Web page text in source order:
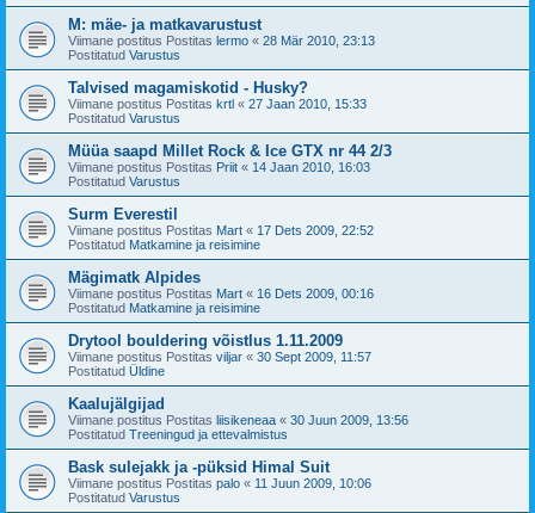
M: mäe- ja matkavarustust
Viimane postitus Postitas lermo « 28 Mär 2010, 23:13
Postitatud Varustus
Talvised magamiskotid - Husky?
Viimane postitus Postitas krtl « 27 Jaan 2010, 15:33
Postitatud Varustus
Müüa saapd Millet Rock & Ice GTX nr 44 2/3
Viimane postitus Postitas Priit « 14 Jaan 2010, 16:03
Postitatud Varustus
Surm Everestil
Viimane postitus Postitas Mart « 17 Dets 2009, 22:52
Postitatud Matkamine ja reisimine
Mägimatk Alpides
Viimane postitus Postitas Mart « 16 Dets 2009, 00:16
Postitatud Matkamine ja reisimine
Drytool bouldering võistlus 1.11.2009
Viimane postitus Postitas viljar « 30 Sept 2009, 11:57
Postitatud Üldine
Kaalujälgijad
Viimane postitus Postitas liisikeneaa « 30 Juun 2009, 13:56
Postitatud Treeningud ja ettevalmistus
Bask sulejakk ja -püksid Himal Suit
Viimane postitus Postitas palo « 11 Juun 2009, 10:06
Postitatud Varustus